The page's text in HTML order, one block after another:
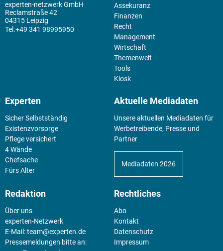
experten-netzwerk GmbH
Reclamstraße 42
04315 Leipzig
+49 341 98995950
Assekuranz
Finanzen
Recht
Management
Wirtschaft
Themenwelt
Tools
Kiosk
Experten
Sicher Selbstständig
Existenz­vorsorge
Pflege versichert
4 Wände
Chefsache
Fürs Alter
Aktuelle Mediadaten
Unsere aktuellen Mediadaten für
Werbetreibende, Presse und
Partner
Mediadaten 2026
Redaktion
Über uns
experten-Netzwerk
E-Mail:team@experten.de
Pressemeldungen bitte an:
Rechtliches
Abo
Kontakt
Datenschutz
Impressum